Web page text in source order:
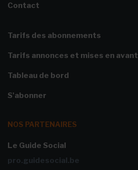
Contact
Tarifs des abonnements
Tarifs annonces et mises en avant
Tableau de bord
S'abonner
NOS PARTENAIRES
Le Guide Social
pro.guidesocial.be